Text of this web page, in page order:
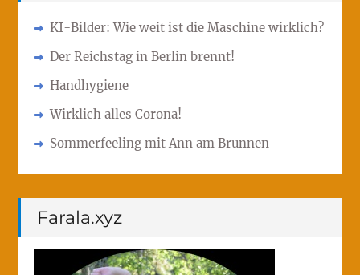
KI-Bilder: Wie weit ist die Maschine wirklich?
Der Reichstag in Berlin brennt!
Handhygiene
Wirklich alles Corona!
Sommerfeeling mit Ann am Brunnen
Farala.xyz